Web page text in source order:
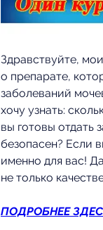
Здравствуйте,
о препарате,
заболеваний
хочу узнать:
вы готовы отдать
безопасен? Если
именно для вас!
не только
ПОДРОБНЕЕ